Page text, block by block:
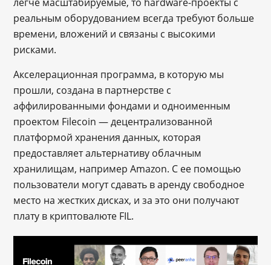
реальным оборудованием всегда требуют больше
времени, вложений и связаны с высокими
рисками.
Акселерационная программа, в которую мы
прошли, создана в партнерстве с
аффилированными фондами и одноименным
проектом Filecoin — децентрализованной
платформой хранения данных, которая
предоставляет альтернативу облачным
хранилищам, например Amazon. С ее помощью
пользователи могут сдавать в аренду свободное
место на жестких дисках, и за это они получают
плату в криптовалюте FIL.